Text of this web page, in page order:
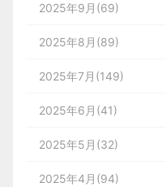
2025年9月(69)
2025年8月(89)
2025年7月(149)
2025年6月(41)
2025年5月(32)
2025年4月(94)